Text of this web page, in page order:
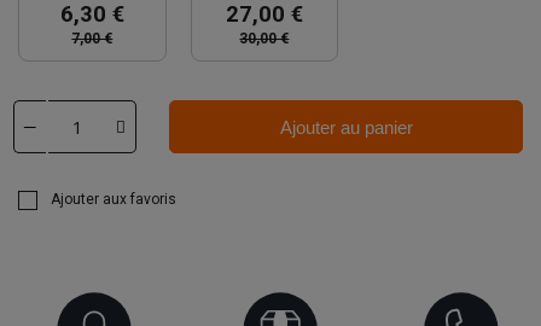
6,30 €
7,00 €
27,00 €
30,00 €
Ajouter au panier
Ajouter aux favoris